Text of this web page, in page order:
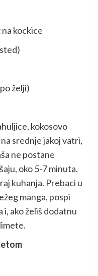
kockice
želji)
kokosovo
srednje jakoj vatri,
ne postane
oko 5-7 minuta.
kuhanja. Prebaci u
manga, pospi
ako želiš dodatnu